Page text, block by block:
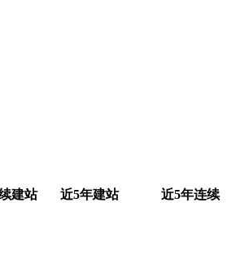
建站 近5年建站 近5年连续